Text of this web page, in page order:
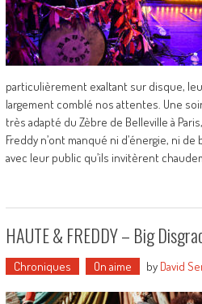
particulièrement exaltant sur disque,
largement comblé nos attentes. Une
très adapté du Zèbre de Belleville à
Freddy n’ont manqué ni d’énergie, ni
avec leur public qu’ils invitèrent
HAUTE & FREDDY – Big
Chroniques On aime by David